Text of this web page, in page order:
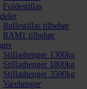
Foldestillas
Rullestillas tilbehør
RAM1 tilbehør
Stillashenger 1300kg
Stillashenger 1800kg
Stillashenger 3500kg
Varehenger